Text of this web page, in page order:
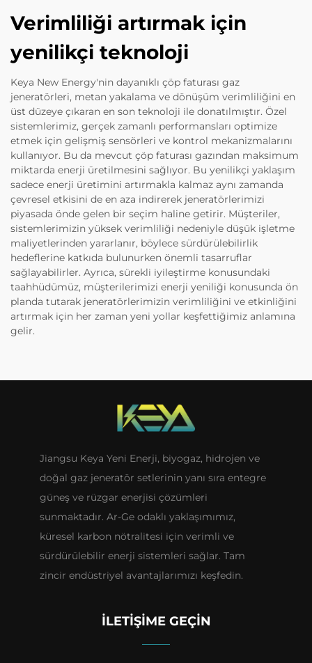
Verimliliği artırmak için
yenilikçi teknoloji
Keya New Energy'nin dayanıklı çöp faturası gaz
jeneratörleri, metan yakalama ve dönüşüm verimliliğini en
üst düzeye çıkaran en son teknoloji ile donatılmıştır. Özel
sistemlerimiz, gerçek zamanlı performansları optimize
etmek için gelişmiş sensörleri ve kontrol mekanizmalarını
kullanıyor. Bu da mevcut çöp faturası gazından maksimum
miktarda enerji üretilmesini sağlıyor. Bu yenilikçi yaklaşım
sadece enerji üretimini artırmakla kalmaz aynı zamanda
çevresel etkisini de en aza indirerek jeneratörlerimizi
piyasada önde gelen bir seçim haline getirir. Müşteriler,
sistemlerimizin yüksek verimliliği nedeniyle düşük işletme
maliyetlerinden yararlanır, böylece sürdürülebilirlik
hedeflerine katkıda bulunurken önemli tasarruflar
sağlayabilirler. Ayrıca, sürekli iyileştirme konusundaki
taahhüdümüz, müşterilerimizi enerji yeniliği konusunda ön
planda tutarak jeneratörlerimizin verimliliğini ve etkinliğini
artırmak için her zaman yeni yollar keşfettiğimiz anlamına
gelir.
Jiangsu Keya Yeni Enerji, biyogaz, hidrojen ve
doğal gaz jeneratör setlerinin yanı sıra entegre
güneş ve rüzgar enerjisi çözümleri
sunmaktadır. Ar-Ge odaklı yaklaşımımız,
küresel karbon nötralitesi için verimli ve
sürdürülebilir enerji sistemleri sağlar. Tam
zincir endüstriyel avantajlarımızı keşfedin.
İLETIŞIME GEÇIN